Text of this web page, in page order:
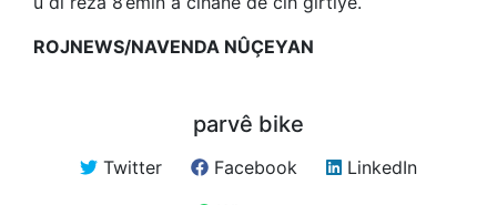
ROJNEWS/NAVENDA NÛÇEYAN
parvê bike
Twitter Facebook
LinkedIn